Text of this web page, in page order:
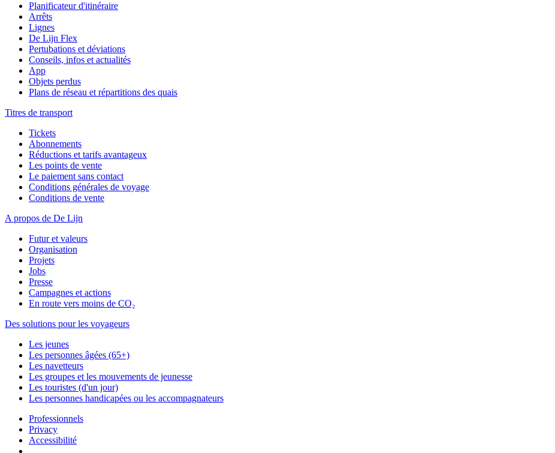
Planificateur d'itinéraire
Arrêts
Lignes
De Lijn Flex
Pertubations et déviations
Conseils, infos et actualités
App
Objets perdus
Plans de réseau et répartitions des quais
Titres de transport
Tickets
Abonnements
Réductions et tarifs avantageux
Les points de vente
Le paiement sans contact
Conditions générales de voyage
Conditions de vente
A propos de De Lijn
Futur et valeurs
Organisation
Projets
Jobs
Presse
Campagnes et actions
En route vers moins de CO₂
Des solutions pour les voyageurs
Les jeunes
Les personnes âgées (65+)
Les navetteurs
Les groupes et les mouvements de jeunesse
Les touristes (d'un jour)
Les personnes handicapées ou les accompagnateurs
Professionnels
Privacy
Accessibilité